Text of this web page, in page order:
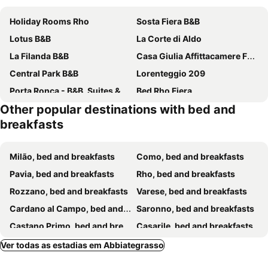
Holiday Rooms Rho
Sosta Fiera B&B
Lotus B&B
La Corte di Aldo
La Filanda B&B
Casa Giulia Affittacamere FORUM ASSAGO M2 M1 Milano CENTRO
Central Park B&B
Lorenteggio 209
Porta Ronca - B&B, Suites & Apts
Bed Rho Fiera
Luci A San Siro
RRRapido Holy Suites and Rooms - Via Sardegna
B&B Ca' Nobil
B&B Sansiromilano
Abracadabra Tortona
Agriturismo Cascina Poscallone
Torregiardino
B&B Magenta
Locanda San Bernardo
Casa Mia
San Siro 336
Trovailtempo
B&B La Bergamina 26
Placido's B&B
Casa Aurora Rozzano - Humanitas e Forum Assago
Other popular destinations with bed and
breakfasts
Milão, bed and breakfasts
Como, bed and breakfasts
Pavia, bed and breakfasts
Rho, bed and breakfasts
Rozzano, bed and breakfasts
Varese, bed and breakfasts
Cardano al Campo, bed and breakfasts
Saronno, bed and breakfasts
Castano Primo, bed and breakfasts
Casarile, bed and breakfasts
Busto Arsizio, bed and breakfasts
Ferno, bed and breakfasts
Ver todas as estadias em Abbiategrasso